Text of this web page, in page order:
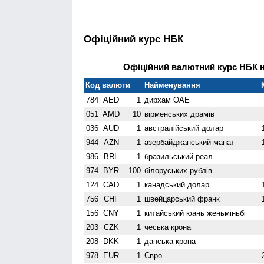
Офіційний курс НБК
Офіційний валютний курс НБК
Код валюти Найменування
784 AED 1
дирхам ОАЕ
051
AMD 10 вiрменських драмів
036 AUD 1 австралійський долар
944
AZN 1 азербайджанський манат
986
BRL 1
бразильський реал
974
BYR 100 білоруських рублів
124 CAD 1 канадський долар
756
CHF 1 швейцарський франк
156 CNY 1
китайський юань женьмiньбi
203
CZK 1
чеська крона
208
DKK 1
данська крона
978
EUR 1 Євро